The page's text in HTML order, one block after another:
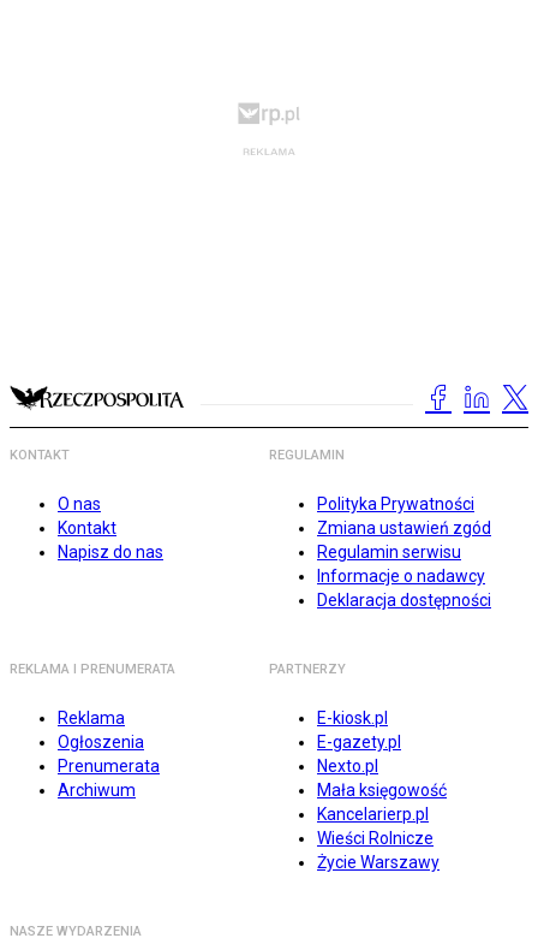
KONTAKT
O nas
Kontakt
Napisz do nas
REGULAMIN
Polityka Prywatności
Zmiana ustawień zgód
Regulamin serwisu
Informacje o nadawcy
Deklaracja dostępności
REKLAMA I PRENUMERATA
Reklama
Ogłoszenia
Prenumerata
Archiwum
PARTNERZY
E-kiosk.pl
E-gazety.pl
Nexto.pl
Mała księgowość
Kancelarierp.pl
Wieści Rolnicze
Życie Warszawy
NASZE WYDARZENIA